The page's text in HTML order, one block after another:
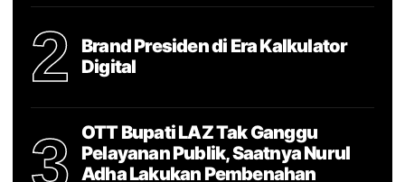
2
Brand Presiden di Era Kalkulator
Digital
3
OTT Bupati LAZ Tak Ganggu
Pelayanan Publik, Saatnya Nurul
Adha Lakukan Pembenahan